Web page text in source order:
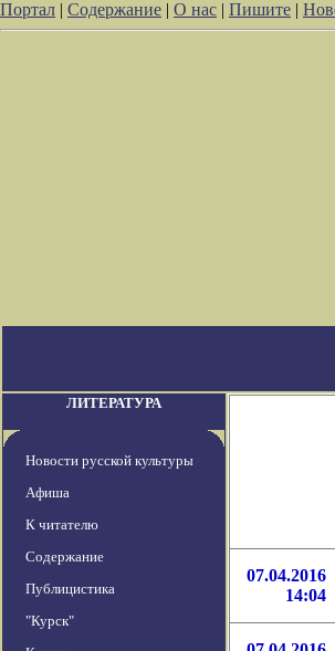
Портал | Содержание | О нас | Пишите |
ЛИТЕРАТУРА
Новости русской культуры
Афиша
К читателю
Содержание
Публицистика
"Курск"
07.04.2016
14:04